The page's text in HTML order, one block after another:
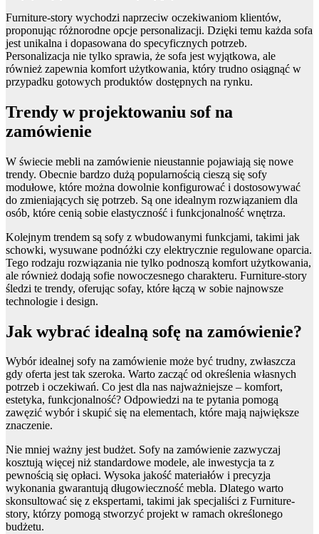
Furniture-story wychodzi naprzeciw oczekiwaniom klientów,
proponując różnorodne opcje personalizacji. Dzięki temu każda sofa
jest unikalna i dopasowana do specyficznych potrzeb.
Personalizacja nie tylko sprawia, że sofa jest wyjątkowa, ale
również zapewnia komfort użytkowania, który trudno osiągnąć w
przypadku gotowych produktów dostępnych na rynku.
Trendy w projektowaniu sof na
zamówienie
W świecie mebli na zamówienie nieustannie pojawiają się nowe
trendy. Obecnie bardzo dużą popularnością cieszą się sofy
modułowe, które można dowolnie konfigurować i dostosowywać
do zmieniających się potrzeb. Są one idealnym rozwiązaniem dla
osób, które cenią sobie elastyczność i funkcjonalność wnętrza.
Kolejnym trendem są sofy z wbudowanymi funkcjami, takimi jak
schowki, wysuwane podnóżki czy elektrycznie regulowane oparcia.
Tego rodzaju rozwiązania nie tylko podnoszą komfort użytkowania,
ale również dodają sofie nowoczesnego charakteru. Furniture-story
śledzi te trendy, oferując sofay, które łączą w sobie najnowsze
technologie i design.
Jak wybrać idealną sofę na zamówienie?
Wybór idealnej sofy na zamówienie może być trudny, zwłaszcza
gdy oferta jest tak szeroka. Warto zacząć od określenia własnych
potrzeb i oczekiwań. Co jest dla nas najważniejsze – komfort,
estetyka, funkcjonalność? Odpowiedzi na te pytania pomogą
zawęzić wybór i skupić się na elementach, które mają największe
znaczenie.
Nie mniej ważny jest budżet. Sofy na zamówienie zazwyczaj
kosztują więcej niż standardowe modele, ale inwestycja ta z
pewnością się opłaci. Wysoka jakość materiałów i precyzja
wykonania gwarantują długowieczność mebla. Dlatego warto
skonsultować się z ekspertami, takimi jak specjaliści z Furniture-
story, którzy pomogą stworzyć projekt w ramach określonego
budżetu.